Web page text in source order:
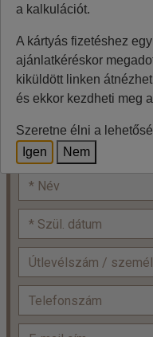
Ár:
+Felnőtt:
a kalkulációt.
A kártyás fizetéshez
ajánlatkéréskor
kiküldött linken
és ekkor kezdheti meg
Szeretne élni a
Igen
Nem